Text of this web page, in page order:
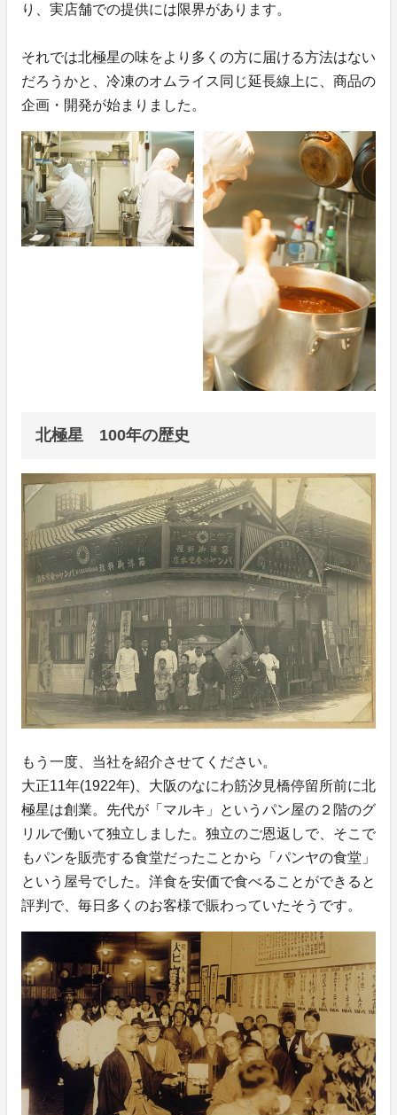
り、実店舗での提供には限界があります。
それでは北極星の味をより多くの方に届ける方法はない
だろうかと、冷凍のオムライス同じ延長線上に、商品の
企画・開発が始まりました。
北極星 100年の歴史
もう一度、当社を紹介させてください。
大正11年(1922年)、大阪のなにわ筋汐見橋停留所前に北
極星は創業。先代が「マルキ」というパン屋の２階のグ
リルで働いて独立しました。独立のご恩返しで、そこで
もパンを販売する食堂だったことから「パンヤの食堂」
という屋号でした。洋食を安価で食べることができると
評判で、毎日多くのお客様で賑わっていたそうです。